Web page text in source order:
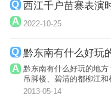
西江千户苗寨表演
2022-10-25
黔东南有什么好玩
黔东南有什么好玩的地
吊脚楼、碧清的都柳江
不震撼，但...
2013-05-14